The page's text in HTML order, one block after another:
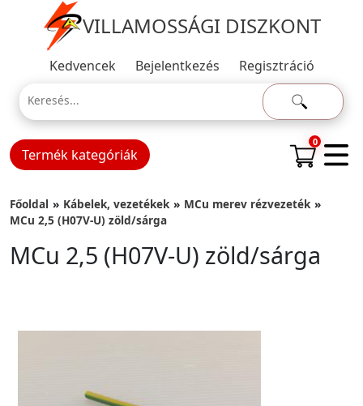
VILLAMOSSÁGI DISZKONT
Kedvencek Bejelentkezés Regisztráció
Termék kategóriák
0
Főoldal Kábelek, vezetékek
MCu merev rézvezeték
MCu 2,5 (H07V-U) zöld/sárga
MCu 2,5 (H07V-U) zöld/sárga